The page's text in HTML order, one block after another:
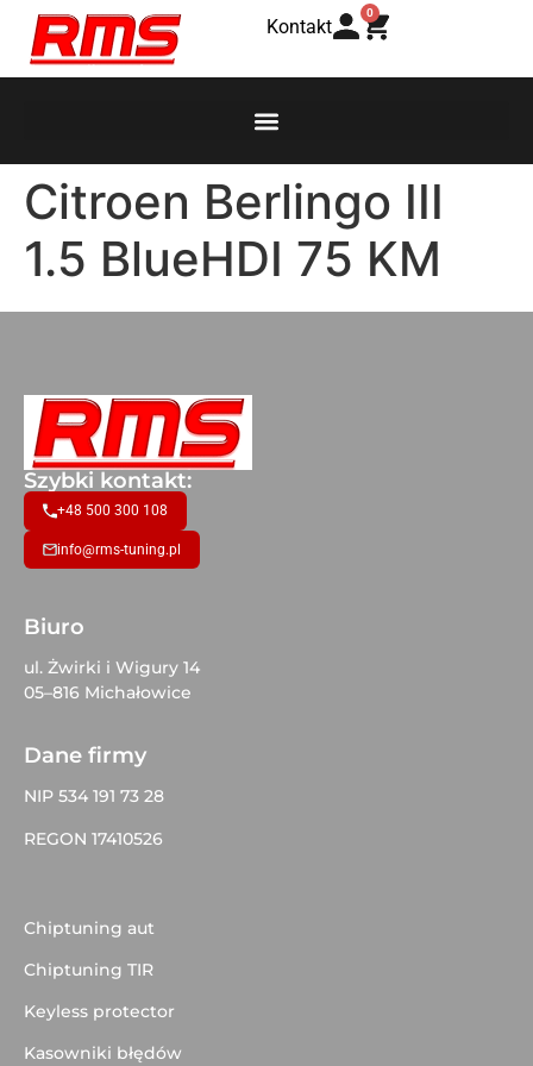
Kontakt
0
Citroen Berlingo III
1.5 BlueHDI 75 KM
Szybki kontakt:
+48 500 300 108
info@rms-tuning.pl
Biuro
ul. Żwirki i Wigury 14
05–816 Michałowice
Dane firmy
NIP 534 191 73 28
REGON 17410526
Chiptuning aut
Chiptuning TIR
Keyless protector
Kasowniki błędów